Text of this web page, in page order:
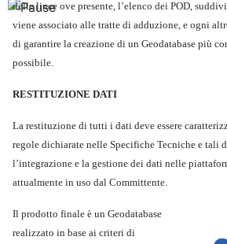
delle linee ove presente, l’elenco dei POD,
viene associato alle tratte di adduzione, e ogni
di garantire la creazione di un Geodatabase più
possibile.
RESTITUZIONE DATI
La restituzione di tutti i dati deve essere
regole dichiarate nelle Specifiche Tecniche e tali
l’integrazione e la gestione dei dati nelle
attualmente in uso dal Committente.
Il prodotto finale è un Geodatabase
realizzato in base ai criteri di